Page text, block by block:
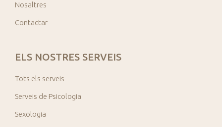
Nosaltres
Contactar
ELS NOSTRES SERVEIS
Tots els serveis
Serveis de Psicologia
Sexologia